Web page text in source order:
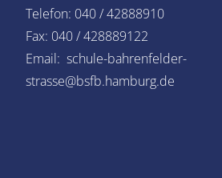
Telefon: 040 / 42888910
Fax: 040 / 428889122
Email: schule-bahrenfelder-
strasse@bsfb.hamburg.de